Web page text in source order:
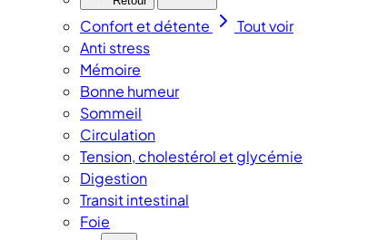
Confort et détente
Tout voir
Anti stress
Mémoire
Bonne humeur
Sommeil
Circulation
Tension, cholestérol et glycémie
Digestion
Transit intestinal
Foie